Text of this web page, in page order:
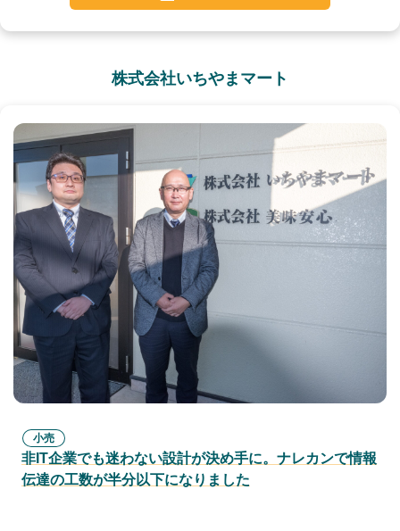
株式会社いちやまマート
小売
非IT企業でも迷わない設計が決め手に。ナレカンで情報
伝達の工数が半分以下になりました